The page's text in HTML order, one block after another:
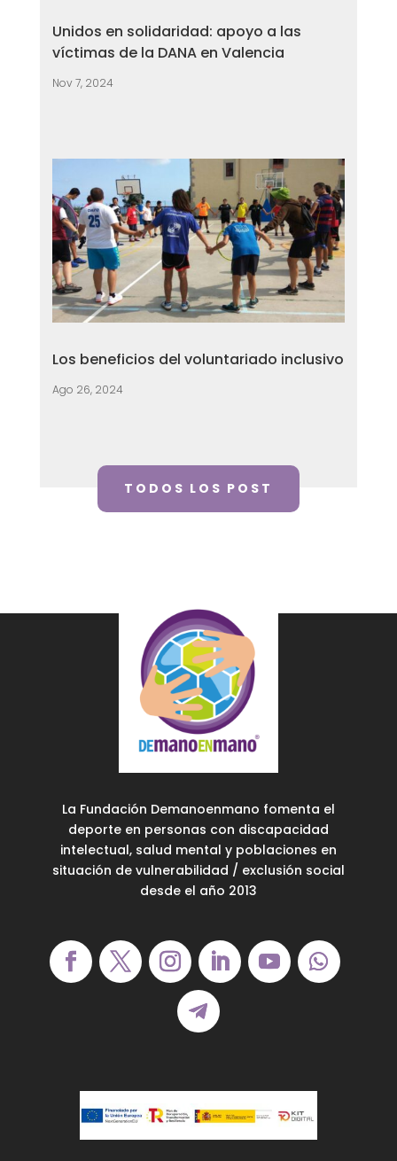
Unidos en solidaridad: apoyo a las
víctimas de la DANA en Valencia
Nov 7, 2024
Los beneficios del voluntariado inclusivo
Ago 26, 2024
TODOS LOS POST
La Fundación Demanoenmano fomenta el
deporte en personas con discapacidad
intelectual, salud mental y poblaciones en
situación de vulnerabilidad / exclusión social
desde el año 2013